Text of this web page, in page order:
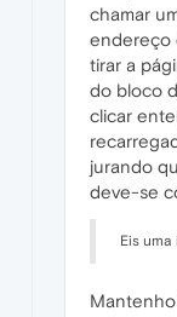
chamar
endereço
tirar a
do bloco
clicar
jurando
deve-se
Eis